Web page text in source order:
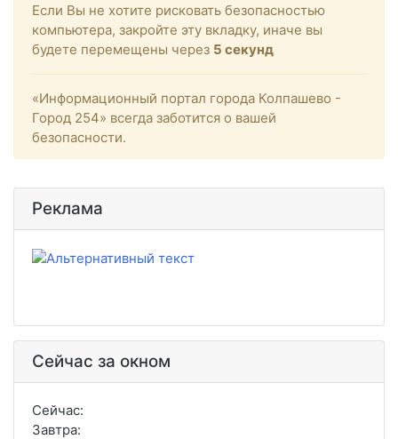
Если Вы не хотите рисковать безопасностью
компьютера, закройте эту вкладку, иначе вы
будете перемещены через 5 секунд
«Информационный портал города Колпашево -
Город 254» всегда заботится о вашей
безопасности.
Реклама
Сейчас за окном
Сейчас:
Завтра: